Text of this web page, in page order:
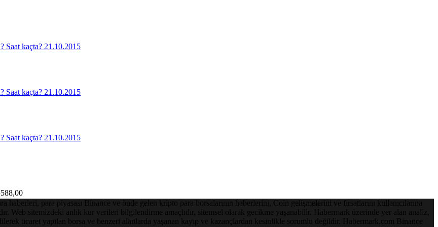
para piyasası Binance ve önde gelen kripto para borsalarının haberlerini, Coin gelişmelerini ve fırsatlarını kullanıcılarına
Web sitemizdeki anlık kur verileri bilgilendirme amaçlıdır, sitemsel olarak gecikme yaşanabilir. Habermark üzerinde yer alan analiz,
ticaret yapılan borsa ve benzeri alanlarda yaşanan kayıp ve kazançlardan kesinlikle sorumlu değildir. Habermark.com Binance